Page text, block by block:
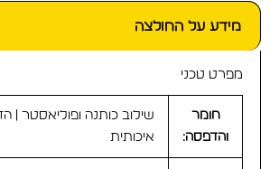
מידע על החולצה
מפרט טכני
חומר
והדפסה:
שילוב כותנה ופוליאסטר |
איכותית